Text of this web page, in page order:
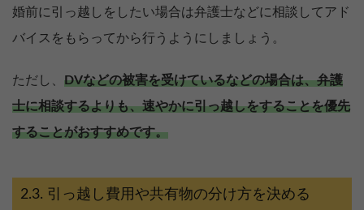
婚前に引っ越しをしたい場合は弁護士などに相談してアド
バイスをもらってから行うようにしましょう。
ただし、 DVなどの被害を受けているなどの場合は、弁護
士に相談するよりも、速やかに引っ越しをすることを優先
することがおすすめです。
引っ越し費用や共有物の分け方を決める